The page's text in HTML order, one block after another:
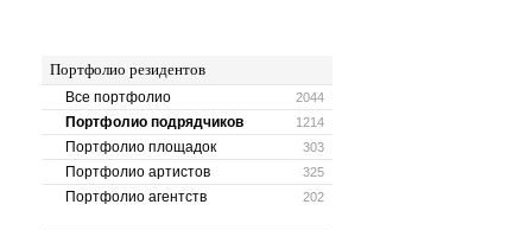
Портфолио резидентов
2044
Все портфолио
1214
Портфолио подрядчиков
303
Портфолио площадок
325
Портфолио артистов
202
Портфолио агентств